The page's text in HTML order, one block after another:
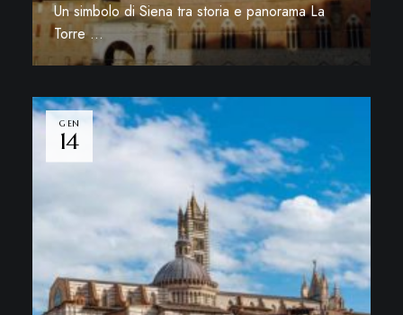
Un simbolo di Siena tra storia e panorama La
Torre …
Leggi di più
GEN
14